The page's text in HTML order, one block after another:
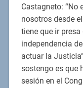
Castagneto: “No
nosotros desde
tiene que ir
independencia
actuar la
sostengo es que
sesión en el